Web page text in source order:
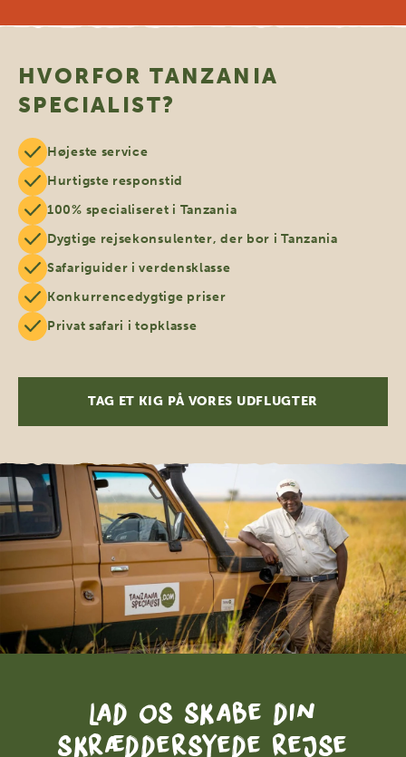
HVORFOR TANZANIA
SPECIALIST?
Højeste service
Hurtigste responstid
100% specialiseret i Tanzania
Dygtige rejsekonsulenter, der bor i Tanzania
Safariguider i verdensklasse
Konkurrencedygtige priser
Privat safari i topklasse
TAG ET KIG PÅ VORES UDFLUGTER
Lad os skabe din
skræddersyede rejse